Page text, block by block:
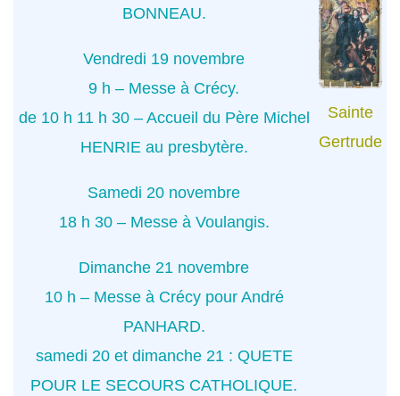
BONNEAU.
Vendredi 19 novembre
9 h – Messe à Crécy.
de 10 h 11 h 30 – Accueil du Père Michel
HENRIE au presbytère.
Samedi 20 novembre
18 h 30 – Messe à Voulangis.
Dimanche 21 novembre
10 h – Messe à Crécy pour André
PANHARD.
samedi 20 et dimanche 21 : QUETE
POUR LE SECOURS CATHOLIQUE.
Sainte
Gertrude